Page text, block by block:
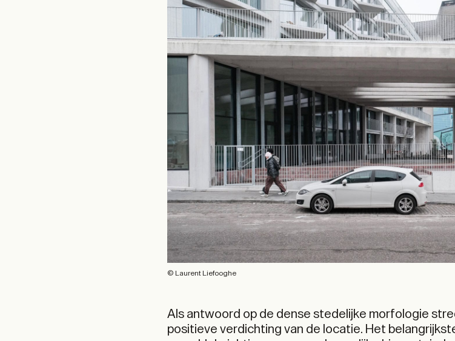
© Laurent Liefooghe
Als antwoord op de dense stedelijke morfologie
positieve verdichting van de locatie. Het